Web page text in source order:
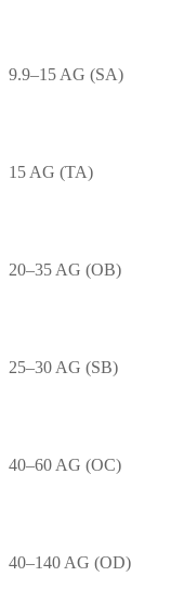
9.9–15 AG (SA)
15 AG (TA)
20–35 AG (OB)
25–30 AG (SB)
40–60 AG (OC)
40–140 AG (OD)